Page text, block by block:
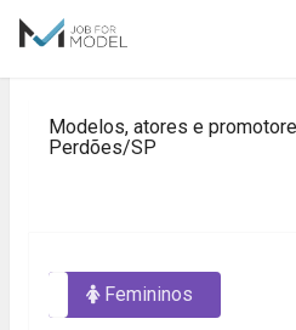
Modelos, atores e
Perdões/SP
Femininos